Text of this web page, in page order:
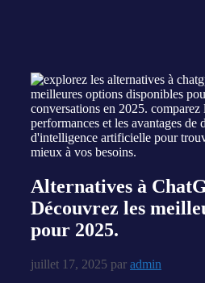
Alternatives à
Découvrez les
pour 2025.
juillet 17, 2025 par admin